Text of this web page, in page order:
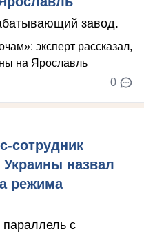
завод.
0
сотрудник
назвал
режима
с